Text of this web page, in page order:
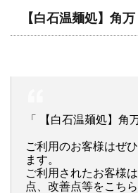
【白石温麺処】角
「 【白石温麺処】角
ご利用のお客様はぜ
ます。
ご利用されたお客様
点、改善点等をこち